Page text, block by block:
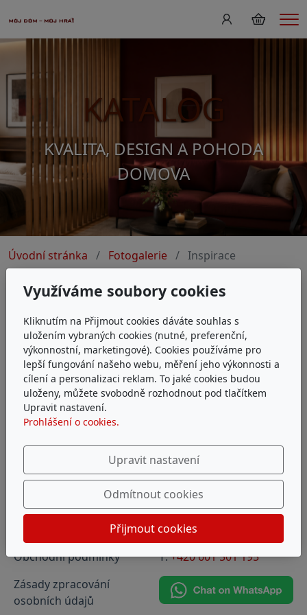
KATALOG
KVALITA, DESIGN A POHODA
DOMOVA
Úvodní stránka Fotogalerie Inspirace
Inspirace
Obchodní podmínky
Zásady zpracování
osobních údajů
Kontakt:
T:+420 601 501 195
Využíváme soubory cookies
Kliknutím na Přijmout cookies dáváte souhlas s
uložením vybraných cookies (nutné, preferenční,
výkonnostní, marketingové). Cookies používáme pro
lepší fungování našeho webu, měření jeho výkonnosti a
cílení a personalizaci reklam. To jaké cookies budou
uloženy, můžete svobodně rozhodnout pod tlačítkem
Upravit nastavení.
Prohlášení o cookies.
Upravit nastavení
Odmítnout cookies
Přijmout cookies